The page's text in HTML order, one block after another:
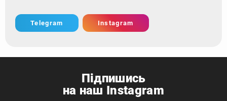
Telegram Instagram
Підпишись
на наш Instagram